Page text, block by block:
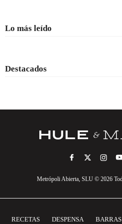
Lo más leído
Destacados
Metrópoli Abierta, SLU © 2026
RECETAS DESPENSA